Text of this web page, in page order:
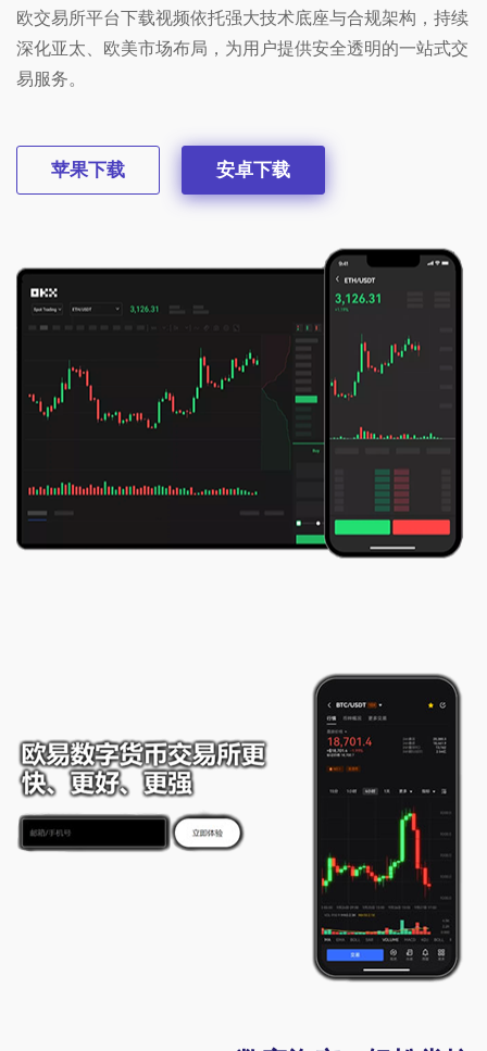
欧交易所平台下载视频依托强大技术底座与合规架构，持续
深化亚太、欧美市场布局，为用户提供安全透明的一站式交
易服务。
苹果下载 安卓下载